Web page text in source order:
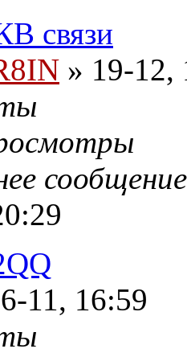
связи
» 19-12,
11, 16:59